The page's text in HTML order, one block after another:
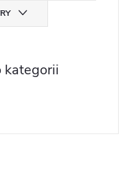
kategorii